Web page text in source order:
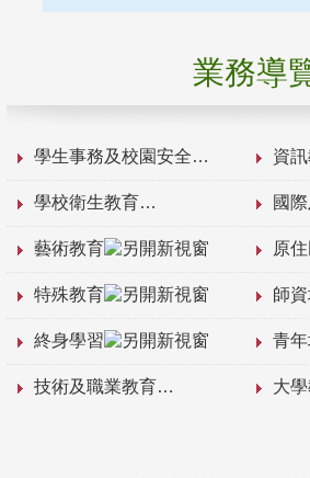
業務導
學生事務及校園安全 資
學校衛生教育 國
藝術教育 原
特殊教育 師
終身學習 青
技術及職業教育 大